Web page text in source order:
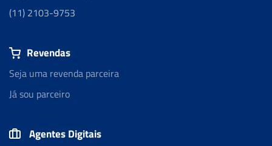
(11) 2103-9753
Revendas
Seja uma revenda parceira
Já sou parceiro
Agentes Digitais